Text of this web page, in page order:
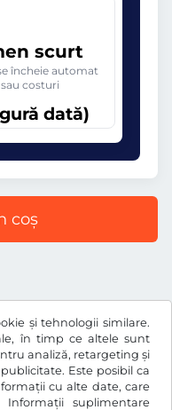
și tehnologii similare.
în timp ce altele sunt
analiză, retargeting și
Este posibil ca
cu alte date, care
suplimentare
scurt
încheie automat
costuri
dată)
coș